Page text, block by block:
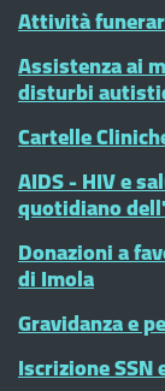
Attività
Assistenza ai
disturbi
Cartelle
AIDS - HIV e
quotidiano
Donazioni a
di Imola
Gravidanza e
Iscrizione SSN